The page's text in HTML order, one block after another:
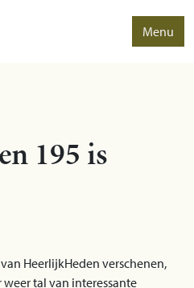
Menu
195 is
HeerlijkHeden verschenen,
tal van interessante